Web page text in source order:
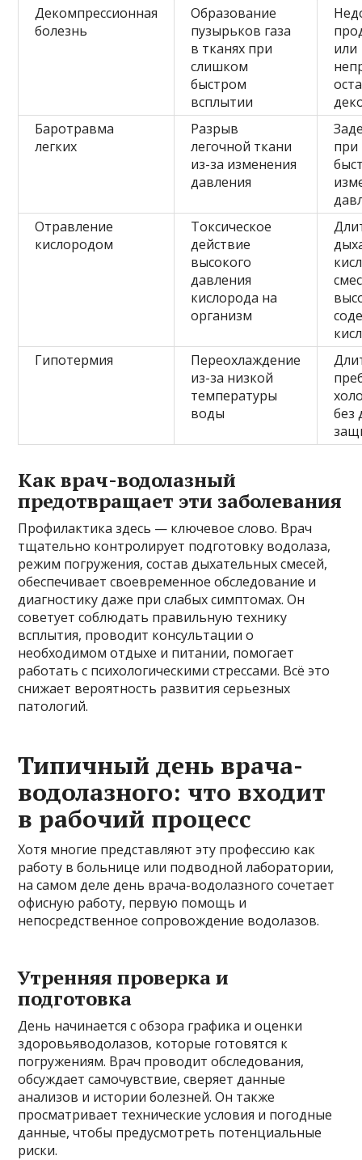
Декомпрессионная
болезнь
Образование
пузырьков газа
в тканях при
слишком
быстром
всплытии
или
Баротравма
легких
Разрыв
легочной ткани
из-за изменения
давления
при
Отравление
кислородом
Токсическое
действие
высокого
давления
кислорода на
организм
Гипотермия
Переохлаждение
из-за низкой
температуры
воды
без
Как врач-водолазный
предотвращает эти заболевания
Профилактика здесь — ключевое слово. Врач
тщательно контролирует подготовку водолаза,
режим погружения, состав дыхательных смесей,
обеспечивает своевременное обследование и
диагностику даже при слабых симптомах. Он
советует соблюдать правильную технику
всплытия, проводит консультации о
необходимом отдыхе и питании, помогает
работать с психологическими стрессами. Всё это
снижает вероятность развития серьезных
патологий.
Типичный день врача-
водолазного: что входит
в рабочий процесс
Хотя многие представляют эту профессию как
работу в больнице или подводной лаборатории,
на самом деле день врача-водолазного сочетает
офисную работу, первую помощь и
непосредственное сопровождение водолазов.
Утренняя проверка и
подготовка
День начинается с обзора графика и оценки
здоровьяводолазов, которые готовятся к
погружениям. Врач проводит обследования,
обсуждает самочувствие, сверяет данные
анализов и истории болезней. Он также
просматривает технические условия и погодные
данные, чтобы предусмотреть потенциальные
риски.